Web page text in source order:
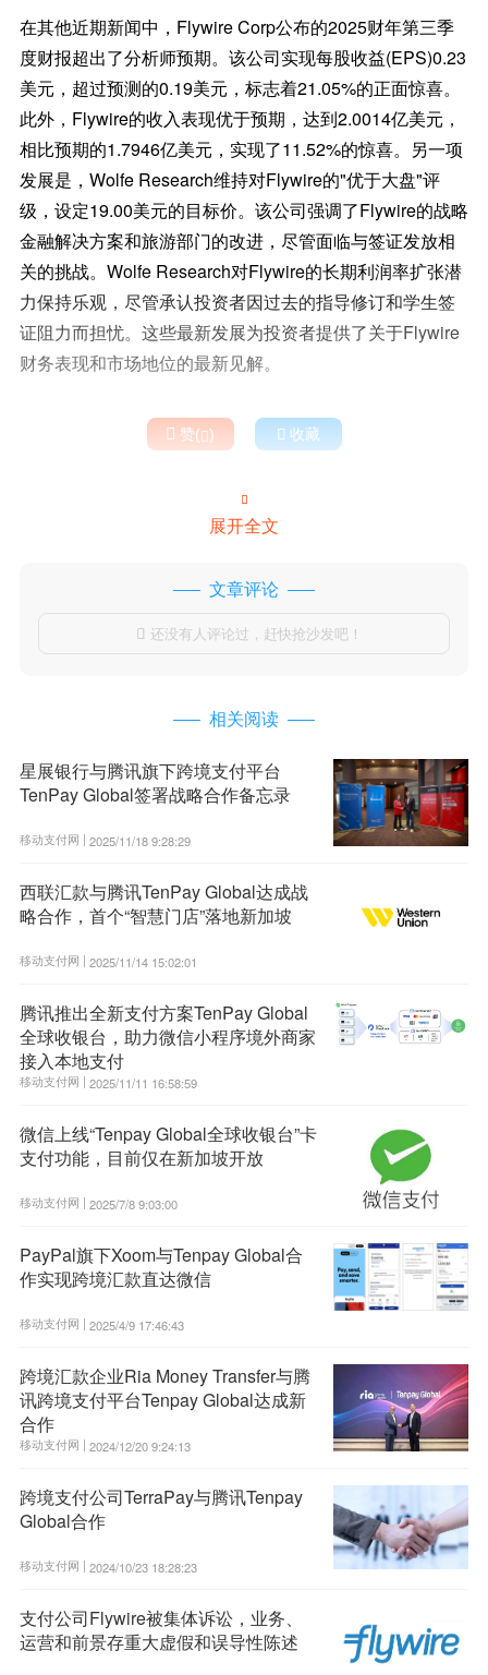
在其他近期新闻中，Flywire Corp公布的2025财年第三季
度财报超出了分析师预期。该公司实现每股收益(EPS)0.23
美元，超过预测的0.19美元，标志着21.05%的正面惊喜。
此外，Flywire的收入表现优于预期，达到2.0014亿美元，
相比预期的1.7946亿美元，实现了11.52%的惊喜。另一项
发展是，Wolfe Research维持对Flywire的"优于大盘"评
级，设定19.00美元的目标价。该公司强调了Flywire的战略
金融解决方案和旅游部门的改进，尽管面临与签证发放相
关的挑战。Wolfe Research对Flywire的长期利润率扩张潜
力保持乐观，尽管承认投资者因过去的指导修订和学生签
证阻力而担忧。这些最新发展为投资者提供了关于Flywire
财务表现和市场地位的最新见解。
 赞()  收藏

展开全文
文章评论
 还没有人评论过，赶快抢沙发吧！
相关阅读
星展银行与腾讯旗下跨境支付平台
TenPay Global签署战略合作备忘录
移动支付网 | 2025/11/18 9:28:29
西联汇款与腾讯TenPay Global达成战
略合作，首个“智慧门店”落地新加坡
移动支付网 | 2025/11/14 15:02:01
腾讯推出全新支付方案TenPay Global
全球收银台，助力微信小程序境外商家
接入本地支付
移动支付网 | 2025/11/11 16:58:59
微信上线“Tenpay Global全球收银台”卡
支付功能，目前仅在新加坡开放
移动支付网 | 2025/7/8 9:03:00
PayPal旗下Xoom与Tenpay Global合
作实现跨境汇款直达微信
移动支付网 | 2025/4/9 17:46:43
跨境汇款企业Ria Money Transfer与腾
讯跨境支付平台Tenpay Global达成新
合作
移动支付网 | 2024/12/20 9:24:13
跨境支付公司TerraPay与腾讯Tenpay
Global合作
移动支付网 | 2024/10/23 18:28:23
支付公司Flywire被集体诉讼，业务、
运营和前景存重大虚假和误导性陈述